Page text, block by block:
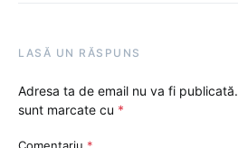
LASĂ UN RĂSPUNS
Adresa ta de email nu va fi publicată.
sunt marcate cu *
Comentariu *